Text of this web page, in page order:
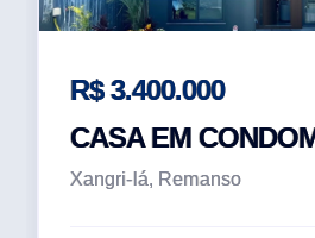
R$ 3.400.000
CASA EM
Xangri-lá, Remanso